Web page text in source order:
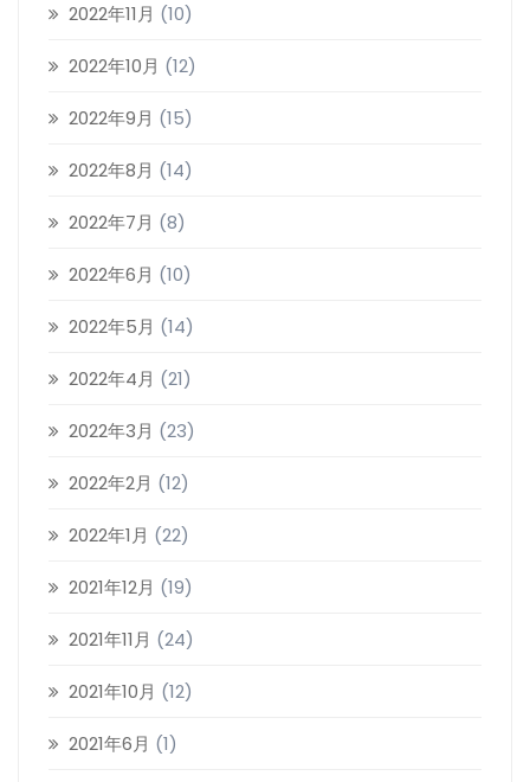
2022年11月 (10)
2022年10月 (12)
2022年9月 (15)
2022年8月 (14)
2022年7月 (8)
2022年6月 (10)
2022年5月 (14)
2022年4月 (21)
2022年3月 (23)
2022年2月 (12)
2022年1月 (22)
2021年12月 (19)
2021年11月 (24)
2021年10月 (12)
2021年6月 (1)